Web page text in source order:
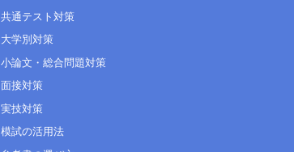
共通テスト対策
大学別対策
小論文・総合問題対策
面接対策
実技対策
模試の活用法